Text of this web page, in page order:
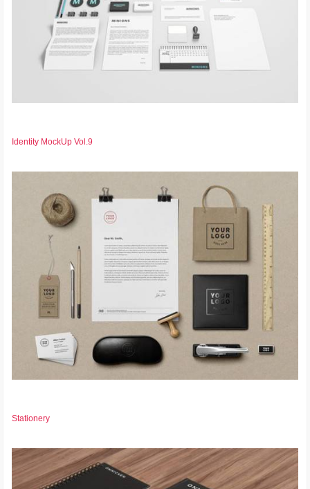
Identity MockUp Vol.9
Stationery